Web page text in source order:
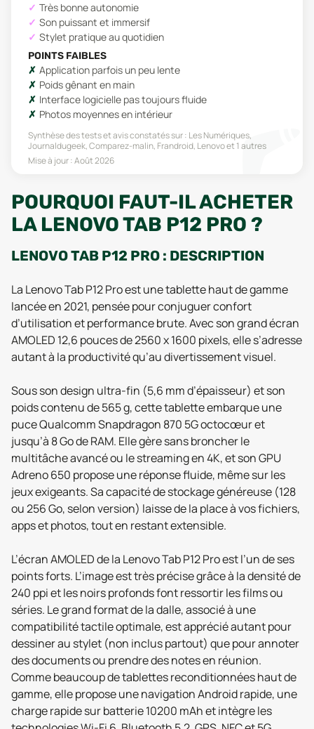
Très bonne autonomie
Son puissant et immersif
Stylet pratique au quotidien
POINTS FAIBLES
Application parfois un peu lente
Poids gênant en main
Interface logicielle pas toujours fluide
Photos moyennes en intérieur
Synthèse des tests et avis constatés sur : Les Numériques,
Journaldugeek, Comparez-malin, Frandroid, Lenovoet 1 autres
Mise à jour :Août 2026
POURQUOI FAUT-IL ACHETER
LA LENOVO TAB P12 PRO ?
LENOVO TAB P12 PRO : DESCRIPTION
La Lenovo Tab P12 Pro est une tablette haut de gamme
lancée en 2021, pensée pour conjuguer confort
d’utilisation et performance brute. Avec son grand écran
AMOLED 12,6 pouces de 2560 x 1600 pixels, elle s’adresse
autant à la productivité qu’au divertissement visuel.
Sous son design ultra-fin (5,6 mm d’épaisseur) et son
poids contenu de 565 g, cette tablette embarque une
puce Qualcomm Snapdragon 870 5G octocœur et
jusqu’à 8 Go de RAM. Elle gère sans broncher le
multitâche avancé ou le streaming en 4K, et son GPU
Adreno 650 propose une réponse fluide, même sur les
jeux exigeants. Sa capacité de stockage généreuse (128
ou 256 Go, selon version) laisse de la place à vos fichiers,
apps et photos, tout en restant extensible.
L’écran AMOLED de la Lenovo Tab P12 Pro est l’un de ses
points forts. L’image est très précise grâce à la densité de
240 ppi et les noirs profonds font ressortir les films ou
séries. Le grand format de la dalle, associé à une
compatibilité tactile optimale, est apprécié autant pour
dessiner au stylet (non inclus partout) que pour annoter
des documents ou prendre des notes en réunion.
Comme beaucoup de tablettes reconditionnées haut de
gamme, elle propose une navigation Android rapide, une
charge rapide sur batterie 10200 mAh et intègre les